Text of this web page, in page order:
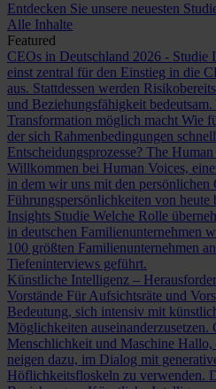
Entdecken Sie unsere neuesten
Alle Inhalte
Featured
CEOs in Deutschland 2026 - Studie
einst zentral für den Einstieg in die
aus. Stattdessen werden
und Beziehungsfähigkeit bedeutsam.
Transformation möglich macht Wie
der sich Rahmenbedingungen
Entscheidungsprozesse? The Human
Willkommen bei Human Voices,
in dem wir uns mit den persönlichen
Führungspersönlichkeiten von heute
Insights Studie Welche Rolle
in deutschen Familienunternehmen
100 größten Familienunternehmen
Tiefeninterviews geführt.
Künstliche Intelligenz –
Vorstände Für Aufsichtsräte und
Bedeutung, sich intensiv mit
Möglichkeiten auseinanderzusetzen.
Menschlichkeit und Maschine Hallo,
neigen dazu, im Dialog mit
Höflichkeitsfloskeln zu verwenden.